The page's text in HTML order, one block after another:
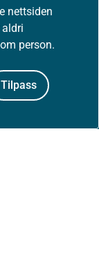
nettsiden
person.
Tilpass